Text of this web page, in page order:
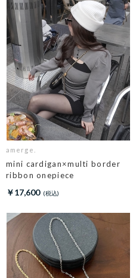
amerge.
mini cardigan×multi border
ribbon onepiece
￥17,600